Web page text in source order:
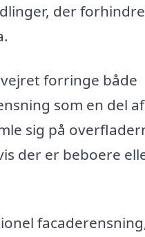
der
forringe både
som en del af
sig på
der er beboere